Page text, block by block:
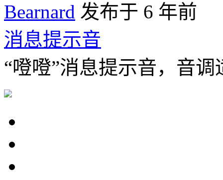
Bearnard 发布于 6 年前
消息提示音
“噔噔”消息提示音，音调